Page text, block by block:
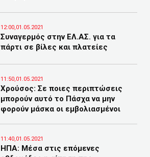
12:00,01.05.2021
Συναγερμός στην ΕΛ.ΑΣ. για τα
πάρτι σε βίλες και πλατείες
11:50,01.05.2021
Χρούσος: Σε ποιες περιπτώσεις
μπορούν αυτό το Πάσχα να μην
φορούν μάσκα οι εμβολιασμένοι
11:40,01.05.2021
ΗΠΑ: Μέσα στις επόμενες